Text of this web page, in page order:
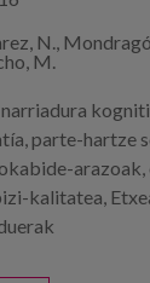
N.,
M.
narriadura
,parte-hartze
arazoak,
kalitatea,